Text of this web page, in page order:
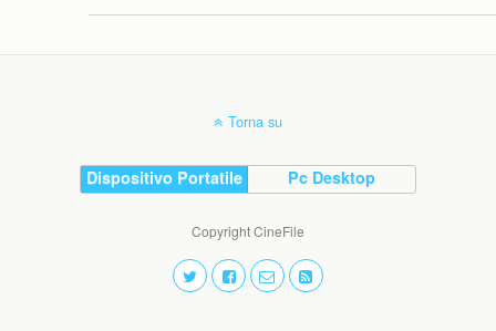
Torna su
Dispositivo Portatile Pc Desktop
Copyright CineFile